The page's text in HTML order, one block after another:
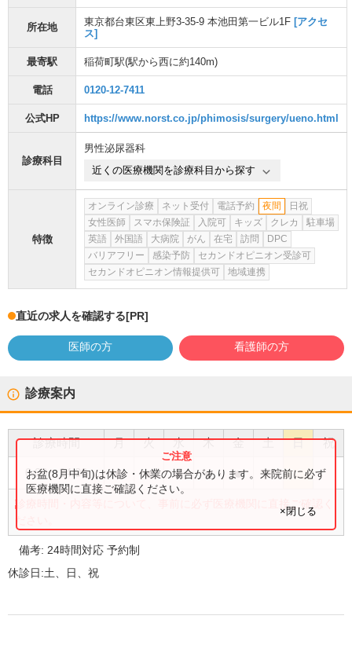
所在地 東京都台東区東上野3-35-9 本池田第一ビル1F [アクセ
ス]
最寄駅 稲荷町駅(駅から西に約140m)
電話 0120-12-7411
公式HP https://www.norst.co.jp/phimosis/surgery/ueno.html
診療科目
男性泌尿器科
近くの医療機関を診療科目から探す
特徴
オンライン診療 ネット受付 電話予約 夜間
日祝
女性医師
スマホ保険証 入院可 キッズ クレカ
駐車場
英語
外国語 大病院 がん 在宅 訪問
DPC
バリアフリー
感染予防
セカンドオピニオン受診可
セカンドオピニオン情報提供可
地域連携
直近の求人を確認する[PR]
医師の方 看護師の方
診療案内
診療時間 月 火 水 木 金 土 日 祝
0:00〜 24:00 ● ● ● ● ●
診療時間・内容等について、事前に必ず医療機関に直接ご確認く
お盆(8月中旬)は休診・休業の場合があります。来院前に必ず
医療機関に直接ご確認ください。
×閉じる
備考: 24時間対応 予約制
休診日:土、日、祝